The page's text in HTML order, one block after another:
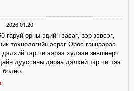
2026.01.20
гаруй орны эдийн засаг, зэр зэвсэг,
технологийн эсрэг Орос ганцаараа
тэр чигээрээ хүлээн зөвшөөрч
дууссаны дараа дэлхий тэр чигтээ
болно.